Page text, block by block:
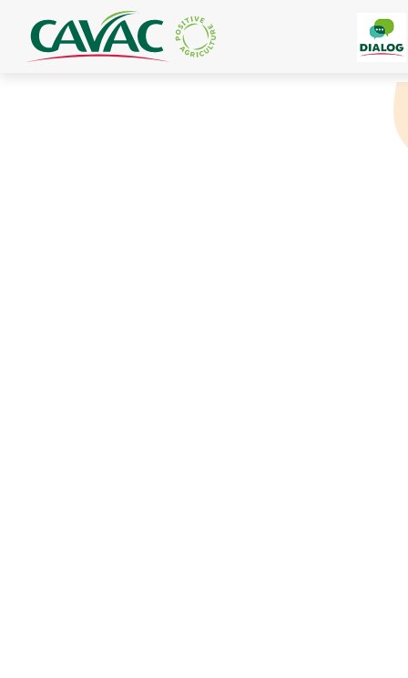
Panneau de gestion des cookies